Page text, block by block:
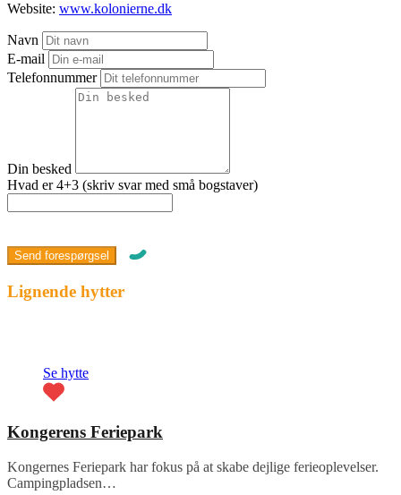
Website: www.kolonierne.dk
Navn
E-mail
Telefonnummer
Din besked
Hvad er 4+3 (skriv svar med små bogstaver)
Lignende hytter
Se hytte
Kongerens Feriepark
Kongernes Feriepark har fokus på at skabe dejlige ferieoplevelser.
Campingpladsen…